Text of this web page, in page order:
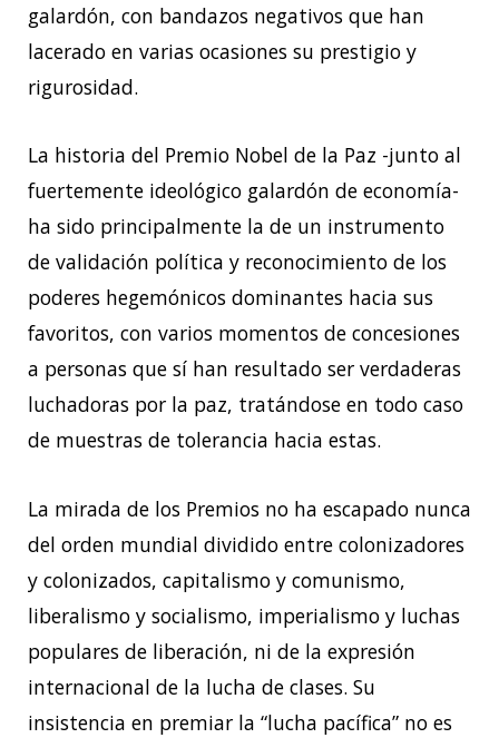
galardón, con bandazos negativos que han
lacerado en varias ocasiones su prestigio y
rigurosidad.
La historia del Premio Nobel de la Paz -junto al
fuertemente ideológico galardón de economía-
ha sido principalmente la de un instrumento
de validación política y reconocimiento de los
poderes hegemónicos dominantes hacia sus
favoritos, con varios momentos de concesiones
a personas que sí han resultado ser verdaderas
luchadoras por la paz, tratándose en todo caso
de muestras de tolerancia hacia estas.
La mirada de los Premios no ha escapado nunca
del orden mundial dividido entre colonizadores
y colonizados, capitalismo y comunismo,
liberalismo y socialismo, imperialismo y luchas
populares de liberación, ni de la expresión
internacional de la lucha de clases. Su
insistencia en premiar la “lucha pacífica” no es